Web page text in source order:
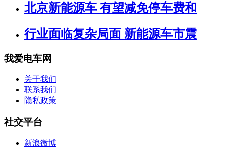
北京新能源车 有望减免停车费和
行业面临复杂局面 新能源车市震
我爱电车网
关于我们
联系我们
隐私政策
社交平台
新浪微博